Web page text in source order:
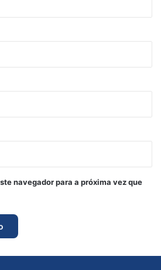
navegador para a próxima vez que